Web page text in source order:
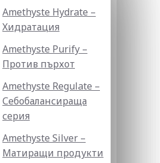
Amethyste Hydrate –
Хидратация
Amethyste Purify –
Против пърхот
Amethyste Regulate –
Себобалансираща
серия
Amethyste Silver –
Матиращи продукти